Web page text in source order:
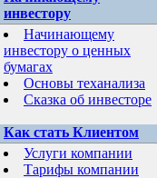
инвестору
Начинающему
инвестору о ценных
бумагах
Основы теханализа
Сказка об инвесторе
Как стать Клиентом
Услуги компании
Тарифы компании